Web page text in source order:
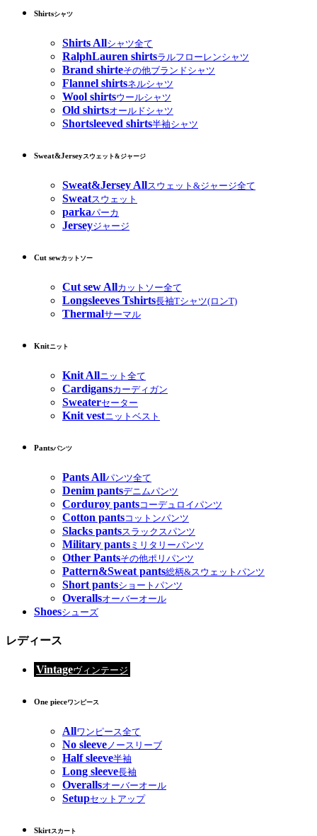
Shirtsシャツ
Shirts Allシャツ全て
RalphLauren shirtsラルフローレンシャツ
Brand shirteその他ブランドシャツ
Flannel shirtsネルシャツ
Wool shirtsウールシャツ
Old shirtsオールドシャツ
Shortsleeved shirts半袖シャツ
Sweat&Jerseyスウェット&ジャージ
Sweat&Jersey Allスウェット&ジャージ全て
Sweatスウェット
parkaパーカ
Jerseyジャージ
Cut sewカットソー
Cut sew Allカットソー全て
Longsleeves Tshirts長袖Tシャツ(ロンT)
Thermalサーマル
Knitニット
Knit Allニット全て
Cardigansカーディガン
Sweaterセーター
Knit vestニットベスト
Pantsパンツ
Pants Allパンツ全て
Denim pantsデニムパンツ
Corduroy pantsコーデュロイパンツ
Cotton pantsコットンパンツ
Slacks pantsスラックスパンツ
Military pants ミリタリーパンツ
Other Pantsその他ポリパンツ
Pattern&Sweat pants総柄&スウェットパンツ
Short pantsショートパンツ
Overallsオーバーオール
Shoesシューズ
レディース
Vintageヴィンテージ
One pieceワンピース
Allワンピース全て
No sleeveノースリーブ
Half sleeve半袖
Long sleeve長袖
Overallsオーバーオール
Setupセットアップ
Skirtスカート